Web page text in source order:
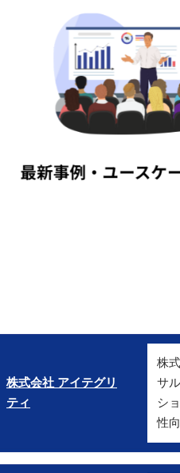
株式会社 アイテグリ
ティ
株
サ
シ
性